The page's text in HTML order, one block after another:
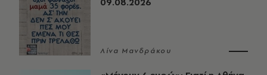
Λίνα Μανδράκου